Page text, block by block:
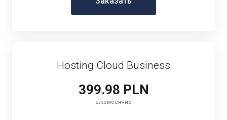
Hosting Cloud Business
399.98 PLN
ежемесячно